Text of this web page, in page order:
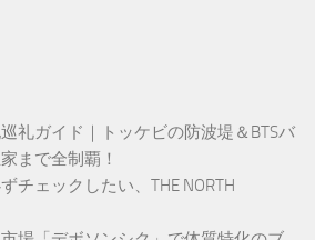
礼ガイド｜トッケビの防波堤＆BTSバ
まで全制覇！
チェックしたい、THE NORTH